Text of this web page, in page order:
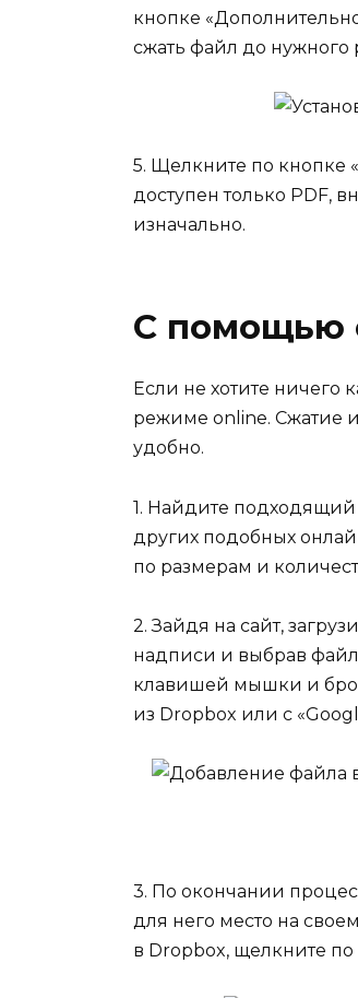
кнопке
сжать файл до нужного
5. Щелкните по кнопке
доступен только PDF,
изначально.
С помощью
Если не хотите ничего
режиме online. Сжатие
удобно.
1. Найдите
других подобных
по размерам и
2. Зайдя на сайт,
надписи и выбрав
клавишей мышки и
из Dropbox или c
3. По окончании
для него место на
в Dropbox, щелкните по